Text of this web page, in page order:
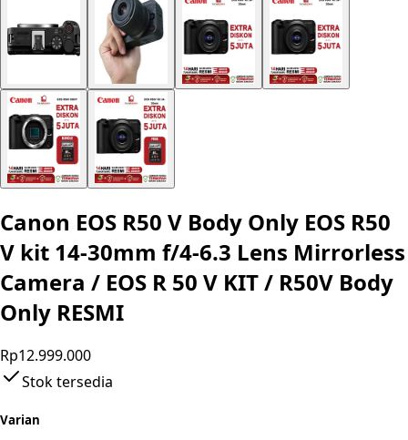
Canon EOS R50 V Body Only EOS R50
V kit 14-30mm f/4-6.3 Lens Mirrorless
Camera / EOS R 50 V KIT / R50V Body
Only RESMI
Rp12.999.000
Stok tersedia
Varian